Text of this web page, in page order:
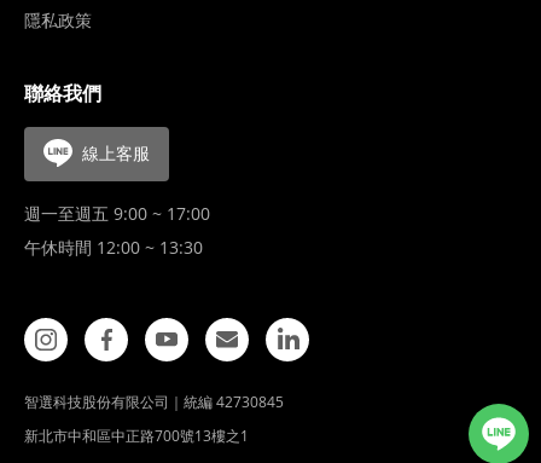
隱私政策
聯絡我們
線上客服
週一至週五 9:00 ~ 17:00
午休時間 12:00 ~ 13:30
智選科技股份有限公司｜統編 42730845
新北市中和區中正路700號13樓之1